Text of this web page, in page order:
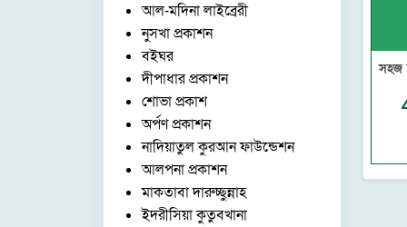
আল-মদিনা লাইব্রেরী
নুসখা প্রকাশন
বইঘর
দীপাধার প্রকাশন
শোভা প্রকাশ
অর্পণ প্রকাশন
নাদিয়াতুল কুরআন ফাউন্ডেশন
আলপনা প্রকাশন
মাকতাবা দারুচ্ছুন্নাহ
ইদরীসিয়া কুতুবখানা
সহজ